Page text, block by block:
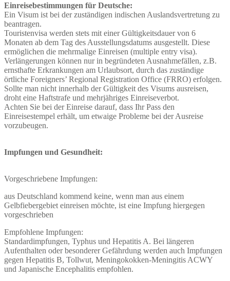
Einreisebestimmungen für Deutsche:
Ein Visum ist bei der zuständigen indischen Auslandsvertretung zu
beantragen.
Touristenvisa werden stets mit einer Gültigkeitsdauer von 6
Monaten ab dem Tag des Ausstellungsdatums ausgestellt. Diese
ermöglichen die mehrmalige Einreisen (multiple entry visa).
Verlängerungen können nur in begründeten Ausnahmefällen, z.B.
ernsthafte Erkrankungen am Urlaubsort, durch das zuständige
örtliche Foreigners’ Regional Registration Office (FRRO) erfolgen.
Sollte man nicht innerhalb der Gültigkeit des Visums ausreisen,
droht eine Haftstrafe und mehrjähriges Einreiseverbot.
Achten Sie bei der Einreise darauf, dass Ihr Pass den
Einreisestempel erhält, um etwaige Probleme bei der Ausreise
vorzubeugen.
Impfungen und Gesundheit:
Vorgeschriebene Impfungen:
aus Deutschland kommend keine, wenn man aus einem
Gelbfiebergebiet einreisen möchte, ist eine Impfung hiergegen
vorgeschrieben
Empfohlene Impfungen:
Standardimpfungen, Typhus und Hepatitis A. Bei längeren
Aufenthalten oder besonderer Gefährdung werden auch Impfungen
gegen Hepatitis B, Tollwut, Meningokokken-Meningitis ACWY
und Japanische Encephalitis empfohlen.